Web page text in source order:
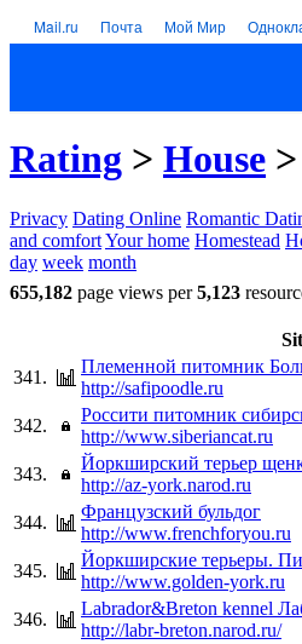
Mail.ru Почта Мой Мир
Rating > House >
Privacy Dating Online Romantic
and comfortYour home Homestead
day week month
655,182 page views per5,123
341.
Племенной питомник
http://safipoodle.ru
342.
Россити питомник
http://www.siberiancat.ru
343.
Йоркширский терьер
http://az-york.narod.ru
344.
Французский бульдог
http://www.frenchforyou.ru
345.
Йоркширские терьеры.
http://www.golden-york.ru
346.
Labrador&Breton kennel
http://labr-breton.narod.ru/